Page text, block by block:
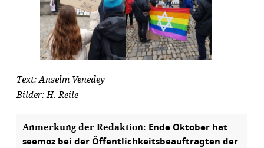
Text: Anselm Venedey
Bilder: H. Reile
Anmerkung der Redaktion: Ende Oktober hat
seemoz bei der Öffentlichkeitsbeauftragten der